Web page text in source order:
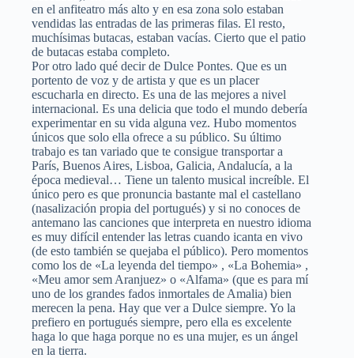
en el anfiteatro más alto y en esa zona solo estaban
vendidas las entradas de las primeras filas. El resto,
muchísimas butacas, estaban vacías. Cierto que el patio
de butacas estaba completo.
Por otro lado qué decir de Dulce Pontes. Que es un
portento de voz y de artista y que es un placer
escucharla en directo. Es una de las mejores a nivel
internacional. Es una delicia que todo el mundo debería
experimentar en su vida alguna vez. Hubo momentos
únicos que solo ella ofrece a su público. Su último
trabajo es tan variado que te consigue transportar a
París, Buenos Aires, Lisboa, Galicia, Andalucía, a la
época medieval… Tiene un talento musical increíble. El
único pero es que pronuncia bastante mal el castellano
(nasalización propia del portugués) y si no conoces de
antemano las canciones que interpreta en nuestro idioma
es muy difícil entender las letras cuando icanta en vivo
(de esto también se quejaba el público). Pero momentos
como los de «La leyenda del tiempo» , «La Bohemia» ,
«Meu amor sem Aranjuez» o «Alfama» (que es para mí
uno de los grandes fados inmortales de Amalia) bien
merecen la pena. Hay que ver a Dulce siempre. Yo la
prefiero en portugués siempre, pero ella es excelente
haga lo que haga porque no es una mujer, es un ángel
en la tierra.